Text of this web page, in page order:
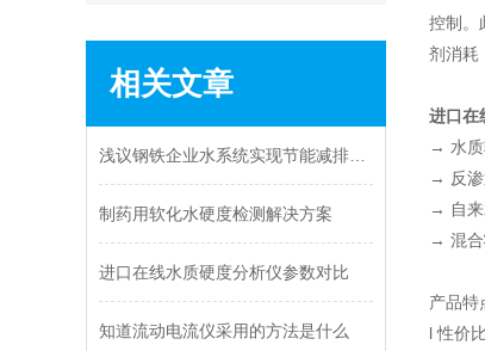
相关文章
制药用软化水硬度检测解决方案
进口在线水质硬度分析仪参数对比
知道流动电流仪采用的方法是什么
控制。
剂消耗
进口在
→ 水质
→ 反
→ 自来
→ 混合
产品特
l 性价